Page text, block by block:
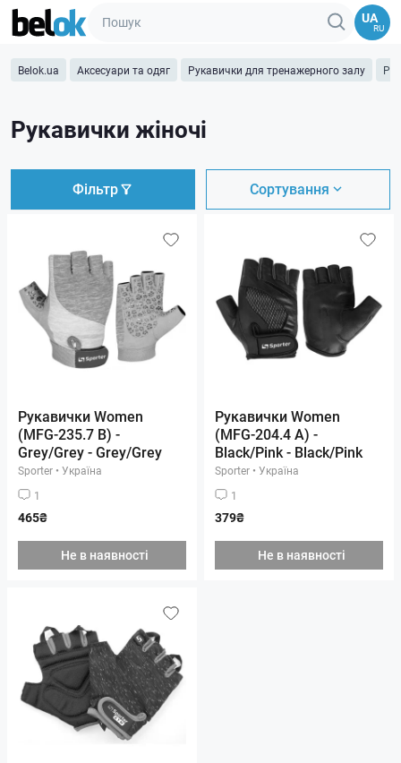
UA
RU
Belok.ua Аксесуари та одяг Рукавички для тренажерного залу
Рукавички жіночі
Фільтр Сортування
Рукавички Women
(MFG-235.7 B) -
Grey/Grey - Grey/Grey
Sporter • Україна
1
465₴
Не в наявності
Рукавички Women
(MFG-204.4 A) -
Black/Pink - Black/Pink
Sporter • Україна
1
379₴
Не в наявності